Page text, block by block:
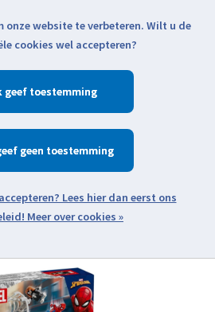
Verlanglijst
webshop menu
slideshow Items
onze website te verbeteren. Wilt u de
cookies wel accepteren?
Meer over cookies »